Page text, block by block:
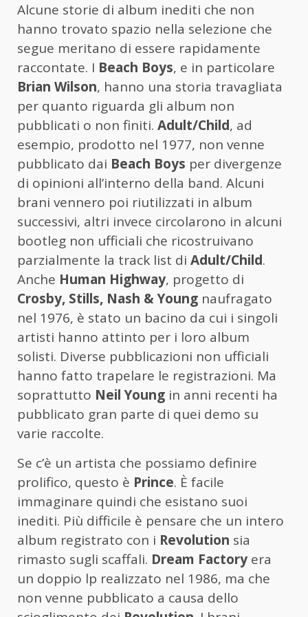
Alcune storie di album inediti che non
hanno trovato spazio nella selezione che
segue meritano di essere rapidamente
raccontate. I Beach Boys, e in particolare
Brian Wilson, hanno una storia travagliata
per quanto riguarda gli album non
pubblicati o non finiti. Adult/Child, ad
esempio, prodotto nel 1977, non venne
pubblicato dai Beach Boys per divergenze
di opinioni all’interno della band. Alcuni
brani vennero poi riutilizzati in album
successivi, altri invece circolarono in alcuni
bootleg non ufficiali che ricostruivano
parzialmente la track list di Adult/Child.
Anche Human Highway, progetto di
Crosby, Stills, Nash & Young naufragato
nel 1976, è stato un bacino da cui i singoli
artisti hanno attinto per i loro album
solisti. Diverse pubblicazioni non ufficiali
hanno fatto trapelare le registrazioni. Ma
soprattutto Neil Young in anni recenti ha
pubblicato gran parte di quei demo su
varie raccolte.
Se c’è un artista che possiamo definire
prolifico, questo è Prince. È facile
immaginare quindi che esistano suoi
inediti. Più difficile è pensare che un intero
album registrato con i Revolution sia
rimasto sugli scaffali. Dream Factory era
un doppio lp realizzato nel 1986, ma che
non venne pubblicato a causa dello